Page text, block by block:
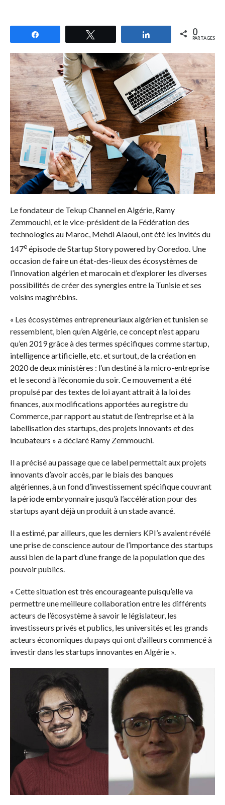
Partagez 0
PARTAGES
Le fondateur de Tekup Channel en Algérie, Ramy
Zemmouchi, et le vice-président de la Fédération des
technologies au Maroc, Mehdi Alaoui, ont été les invités du
147eépisode de Startup Story powered by Ooredoo. Une
occasion de faire un état-des-lieux des écosystèmes de
l’innovation algérien et marocain et d’explorer les diverses
possibilités de créer des synergies entre la Tunisie et ses
voisins maghrébins.
« Les écosystèmes entrepreneuriaux algérien et tunisien se
ressemblent, bien qu’en Algérie, ce concept n’est apparu
qu’en 2019 grâce à des termes spécifiques comme startup,
intelligence artificielle, etc. et surtout, de la création en
2020 de deux ministères : l’un destiné à la micro-entreprise
et le second à l’économie du soir. Ce mouvement a été
propulsé par des textes de loi ayant attrait à la loi des
finances, aux modifications apportées au registre du
Commerce, par rapport au statut de l’entreprise et à la
labellisation des startups, des projets innovants et des
incubateurs » a déclaré Ramy Zemmouchi.
Il a précisé au passage que ce label permettait aux projets
innovants d’avoir accès, par le biais des banques
algériennes, à un fond d’investissement spécifique couvrant
la période embryonnaire jusqu’à l’accélération pour des
startups ayant déjà un produit à un stade avancé.
Il a estimé, par ailleurs, que les derniers KPI’s avaient révélé
une prise de conscience autour de l’importance des startups
aussi bien de la part d’une frange de la population que des
pouvoir publics.
« Cette situation est très encourageante puisqu’elle va
permettre une meilleure collaboration entre les différents
acteurs de l’écosystème à savoir le législateur, les
investisseurs privés et publics, les universités et les grands
acteurs économiques du pays qui ont d’ailleurs commencé à
investir dans les startups innovantes en Algérie ».